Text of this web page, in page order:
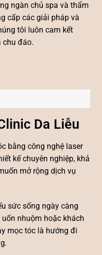
ngàn chủ spa và thẩm
cấp các giải pháp và
tôi luôn cam kết
chu đáo.
Da Liễu
bằng công nghệ laser
kế chuyên nghiệp, khả
mở rộng dịch vụ
sức sống ngày càng
nhuộm hoặc khách
mọc tóc là hướng đi